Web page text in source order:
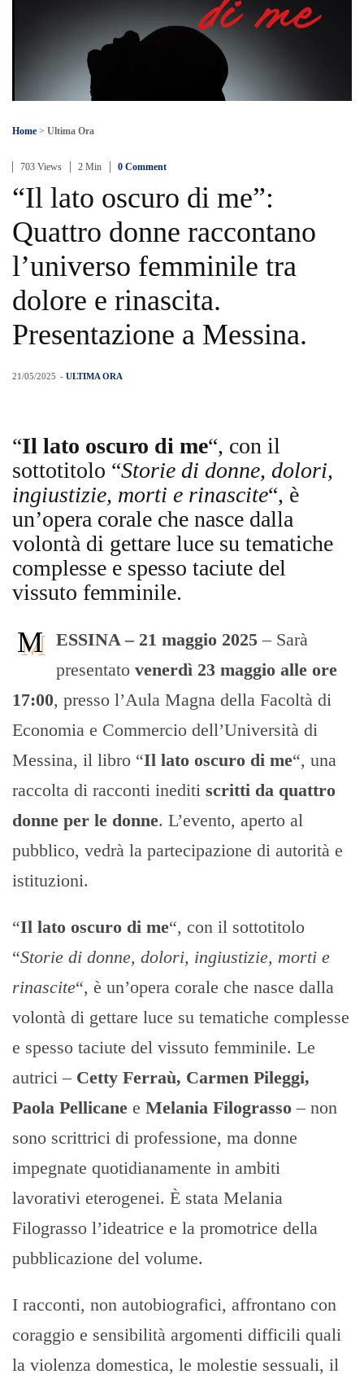
Home > Ultima Ora
703 Views 2 Min 0 Comment
“Il lato oscuro di me”:
Quattro donne raccontano
l’universo femminile tra
dolore e rinascita.
Presentazione a Messina.
- ULTIMA ORA
21/05/2025
“Il lato oscuro di me“, con il
sottotitolo “Storie di donne, dolori,
ingiustizie, morti e rinascite“, è
un’opera corale che nasce dalla
volontà di gettare luce su tematiche
complesse e spesso taciute del
vissuto femminile.
M ESSINA – 21 maggio 2025 – Sarà
presentato venerdì 23 maggio alle ore
17:00, presso l’Aula Magna della Facoltà di
Economia e Commercio dell’Università di
Messina, il libro “Il lato oscuro di me“, una
raccolta di racconti inediti scritti da quattro
donne per le donne. L’evento, aperto al
pubblico, vedrà la partecipazione di autorità e
istituzioni.
“Il lato oscuro di me“, con il sottotitolo
“Storie di donne, dolori, ingiustizie, morti e
rinascite“, è un’opera corale che nasce dalla
volontà di gettare luce su tematiche complesse
e spesso taciute del vissuto femminile. Le
autrici – Cetty Ferraù, Carmen Pileggi,
Paola Pellicane e Melania Filograsso – non
sono scrittrici di professione, ma donne
impegnate quotidianamente in ambiti
lavorativi eterogenei. È stata Melania
Filograsso l’ideatrice e la promotrice della
pubblicazione del volume.
I racconti, non autobiografici, affrontano con
coraggio e sensibilità argomenti difficili quali
la violenza domestica, le molestie sessuali, il